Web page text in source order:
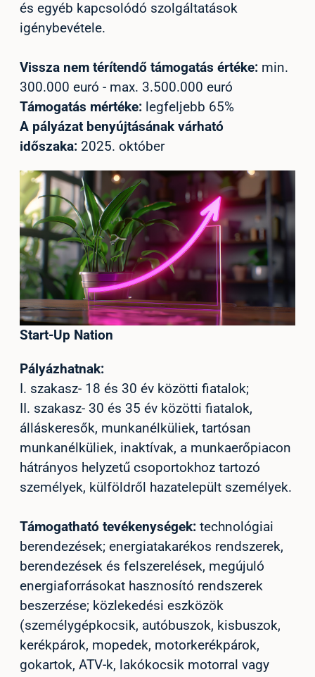
és egyéb kapcsolódó szolgáltatások
igénybevétele.
Vissza nem térítendő támogatás értéke: min.
300.000 euró - max. 3.500.000 euró
Támogatás mértéke: legfeljebb 65%
A pályázat benyújtásának várható
időszaka: 2025. október
Start-Up Nation
Pályázhatnak:
I. szakasz- 18 és 30 év közötti fiatalok;
II. szakasz- 30 és 35 év közötti fiatalok,
álláskeresők, munkanélküliek, tartósan
munkanélküliek, inaktívak, a munkaerőpiacon
hátrányos helyzetű csoportokhoz tartozó
személyek, külföldről hazatelepült személyek.
Támogatható tevékenységek: technológiai
berendezések; energiatakarékos rendszerek,
berendezések és felszerelések, megújuló
energiaforrásokat hasznosító rendszerek
beszerzése; közlekedési eszközök
(személygépkocsik, autóbuszok, kisbuszok,
kerékpárok, mopedek, motorkerékpárok,
gokartok, ATV-k, lakókocsik motorral vagy